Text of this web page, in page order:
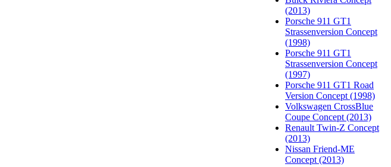
(2013)
Porsche 911 GT1
Strassenversion Concept
(1998)
Porsche 911 GT1
Strassenversion Concept
(1997)
Porsche 911 GT1 Road
Version Concept (1998)
Volkswagen CrossBlue
Coupe Concept (2013)
Renault Twin-Z Concept
(2013)
Nissan Friend-ME
Concept (2013)